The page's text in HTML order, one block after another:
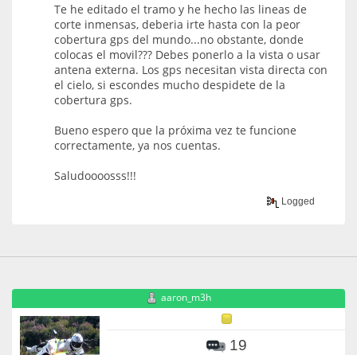
Te he editado el tramo y he hecho las lineas de
corte inmensas, deberia irte hasta con la peor
cobertura gps del mundo...no obstante, donde
colocas el movil??? Debes ponerlo a la vista o usar
antena externa. Los gps necesitan vista directa con
el cielo, si escondes mucho despidete de la
cobertura gps.
Bueno espero que la próxima vez te funcione
correctamente, ya nos cuentas.
Saludoooosss!!!
Logged
aaron_m3h
19